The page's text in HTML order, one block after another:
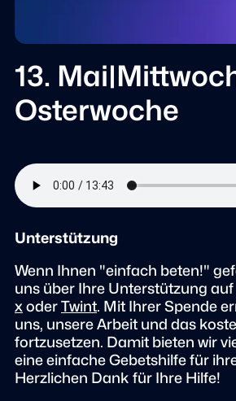
13.
Osterwoche
Unterstützung
Wenn Ihnen "einfach beten!"
uns über Ihre Unterstützung auf
xoderTwint. Mit Ihrer Spende
uns, unsere Arbeit und das
fortzusetzen. Damit bieten wir
eine einfache Gebetshilfe für
Herzlichen Dank für Ihre Hilfe!